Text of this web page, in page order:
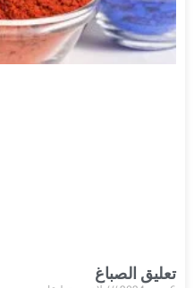
تعليق الصباغ